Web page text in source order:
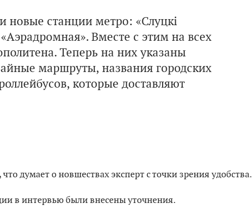
новые станции метро: «Слуцкі
Вместе с этим на всех
Теперь на них указаны
маршруты, названия городских
которые доставляют
думает о новшествах эксперт с точки зрения удобства.
в интервью были внесены уточнения.